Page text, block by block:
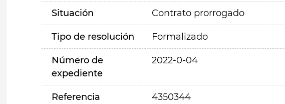
Situación Contrato prorrogado
Tipo de resolución Formalizado
Número de
expediente
2022-0-04
Referencia 4350344